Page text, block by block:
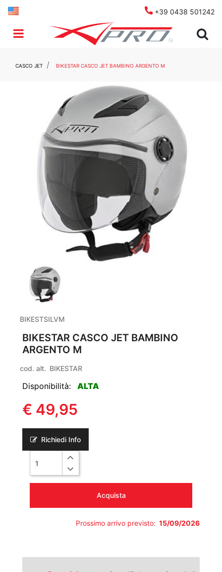
+39 0438 501242
Open menu
CASCO JET BIKESTAR CASCO JET BAMBINO ARGENTO M
BIKESTSILVM
BIKESTAR CASCO JET BAMBINO
ARGENTO M
cod. alt. BIKESTAR
Disponibilità: ALTA
€ 49,95
Richiedi Info
Acquista
Prossimo arrivo previsto: 15/09/2026